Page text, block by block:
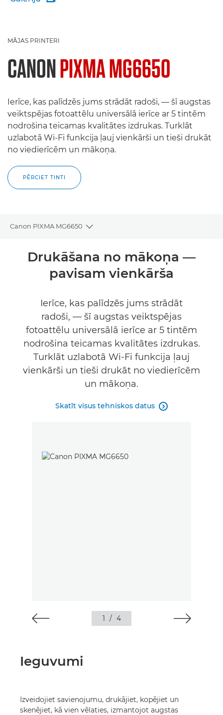
MĀJAS PRINTERI
CANONPIXMA MG6650
Ierīce, kas palīdzēs jums strādāt radoši, — šī augstas
veiktspējas fotoattēlu universālā ierīce ar 5 tintēm
nodrošina teicamas kvalitātes izdrukas. Turklāt
uzlabotā Wi-Fi funkcija ļauj vienkārši un tieši drukāt
no viedierīcēm un mākoņa.
PĒRCIET TINTI
Canon PIXMA MG6650
Toggle breadcrumbs
Pārskats
Tehniskie dati
PĒRCIET TINTI
Drukāšana no mākoņa —
pavisam vienkārša
Ierīce, kas palīdzēs jums strādāt
radoši, — šī augstas veiktspējas
fotoattēlu universālā ierīce ar 5 tintēm
nodrošina teicamas kvalitātes izdrukas.
Turklāt uzlabotā Wi-Fi funkcija ļauj
vienkārši un tieši drukāt no viedierīcēm
un mākoņa.
Skatīt visus tehniskos datus 
1 / 4
Ieguvumi
Izveidojiet savienojumu, drukājiet, kopējiet un
skenējiet, kā vien vēlaties, izmantojot augstas